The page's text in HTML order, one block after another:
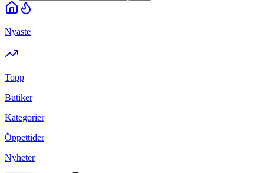
Nyaste
Topp
Butiker
Kategorier
Öppettider
Nyheter